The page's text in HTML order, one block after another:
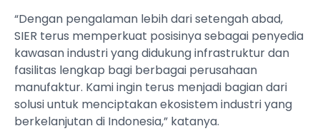
“Dengan pengalaman lebih dari setengah abad,
SIER terus memperkuat posisinya sebagai penyedia
kawasan industri yang didukung infrastruktur dan
fasilitas lengkap bagi berbagai perusahaan
manufaktur. Kami ingin terus menjadi bagian dari
solusi untuk menciptakan ekosistem industri yang
berkelanjutan di Indonesia,” katanya.